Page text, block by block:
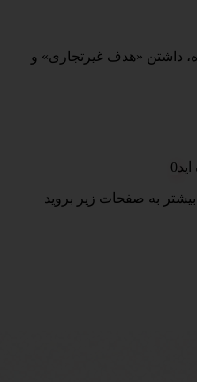
داشتن «هدف غیرتجاری» و
0
به صفحات زیر بروید